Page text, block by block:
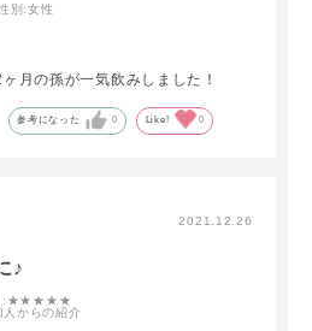
別:女性
月の孫が一気飲みしました！
参考になった 0 Like! 0
2021.12.26
♪
:★★★★★
人からの紹介